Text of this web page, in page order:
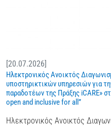
[20.07.2026]
Ηλεκτρονικός Ανοικτός
υποστηρικτικών υπηρεσιών για
παραδοτέων της Πράξης iCARE»
open and inclusive for all”
Ηλεκτρονικός Ανοικτός